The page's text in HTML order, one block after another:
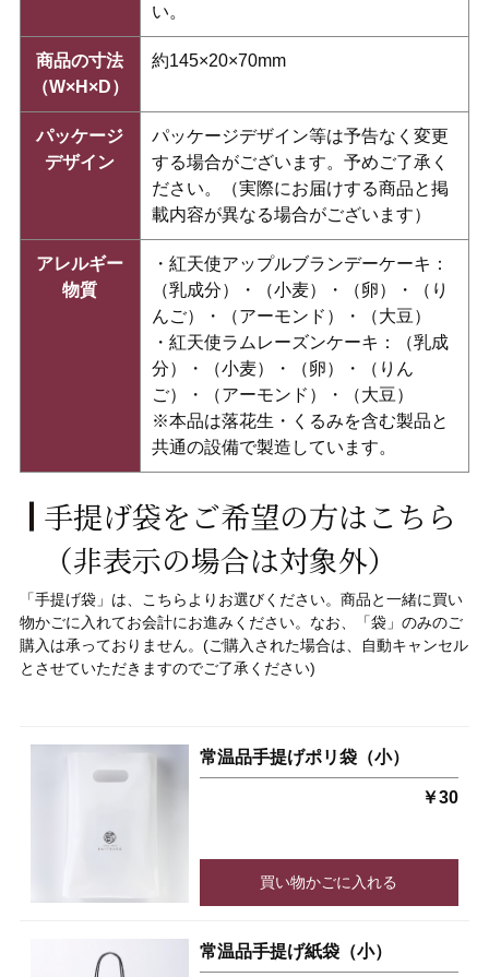
い。
商品の寸法
（W×H×D）
約145×20×70mm
パッケージ
デザイン
パッケージデザイン等は予告なく変更
する場合がございます。予めご了承く
ださい。（実際にお届けする商品と掲
載内容が異なる場合がございます）
アレルギー
物質
・紅天使アップルブランデーケーキ：
（乳成分）・（小麦）・（卵）・（り
んご）・（アーモンド）・（大豆）
・紅天使ラムレーズンケーキ：（乳成
分）・（小麦）・（卵）・（りん
ご）・（アーモンド）・（大豆）
※本品は落花生・くるみを含む製品と
共通の設備で製造しています。
手提げ袋をご希望の方はこちら
（非表示の場合は対象外）
「手提げ袋」 は、こちらよりお選びください。 商品と一緒に買い
物かごに入れてお会計にお進みください。なお、「袋」 のみのご
購入は承っておりません。(ご購入された場合は、自動キャンセル
とさせていただきますのでご了承ください)
常温品手提げポリ袋（小）
￥30
買い物かごに入れる
常温品手提げ紙袋（小）